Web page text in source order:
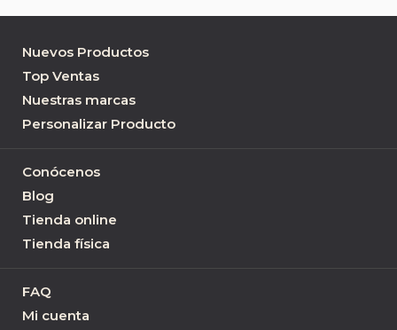
Nuevos Productos
Top Ventas
Nuestras marcas
Personalizar Producto
Conócenos
Blog
Tienda online
Tienda física
FAQ
Mi cuenta